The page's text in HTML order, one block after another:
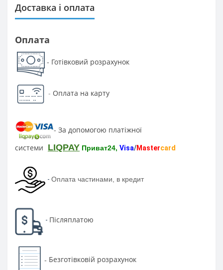
Доставка і оплата
Оплата
- Готівковий розрахунок
- Оплата на карту
- За допомогою платіжної
системи LIQPAY Приват24, Visa/Mastercard
- Оплата частинами, в кредит
- Післяплатою
- Безготівковій розрахунок